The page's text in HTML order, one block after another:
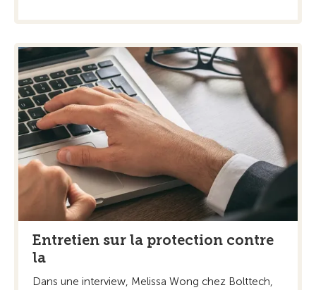
Entretien sur la protection contre
la
Dans une interview, Melissa Wong chez Bolttech,